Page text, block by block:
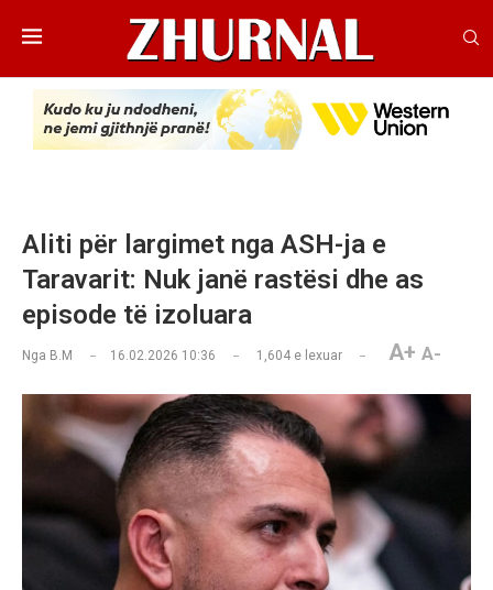
Aliti për largimet nga ASH-ja e
Taravarit: Nuk janë rastësi dhe as
episode të izoluara
Nga B.M 16.02.2026 10:36 1,604 e lexuar A+ A-